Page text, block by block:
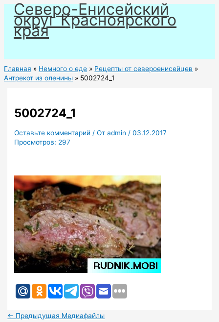
Перейти
содержимому
Северо-Енисейский
округ Красноярского
края
Главная Немного о еде
Рецепты от североенисейцев
Антрекот из оленины
5002724_1
5002724_1
Оставьте комментарий / Отadmin /03.12.2017
Просмотров: 297
← Предыдущая Медиафайлы